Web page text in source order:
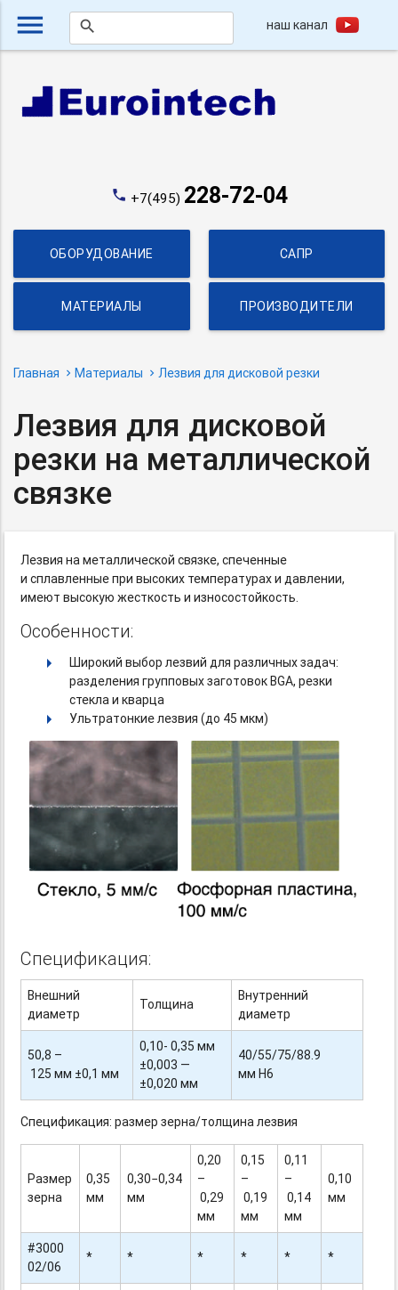
menu search наш канал
phone +7(495) 228-72-04
ОБОРУДОВАНИЕ САПР
МАТЕРИАЛЫ ПРОИЗВОДИТЕЛИ
Главная Материалы Лезвия для дисковой резки
Лезвия для дисковой
резки на металлической
связке
Лезвия на металлической связке, спеченные
и сплавленные при высоких температурах и давлении,
имеют высокую жесткость и износостойкость.
Особенности:
Широкий выбор лезвий для различных задач:
разделения групповых заготовок BGA, резки
стекла и кварца
Ультратонкие лезвия (до 45 мкм)
Спецификация:
Внешний
диаметр
Толщина
Внутренний
диаметр
50,8 –
125 мм ±0,1 мм
0,10- 0,35 мм
±0,003 —
±0,020 мм
40/55/75/88.9
мм H6
Спецификация: размер зерна/толщина лезвия
Размер
зерна
0,35
мм
0,30−0,34
мм
0,20
–
0,29
мм
0,15
–
0,19
мм
0,11
–
0,14
мм
0,10
мм
#3000
02/06
* * * * * *